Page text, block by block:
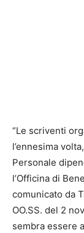
“Le scriventi
l’ennesima
Personale
l’Officina di
comunicato da
OO.SS. del 2
sembra essere